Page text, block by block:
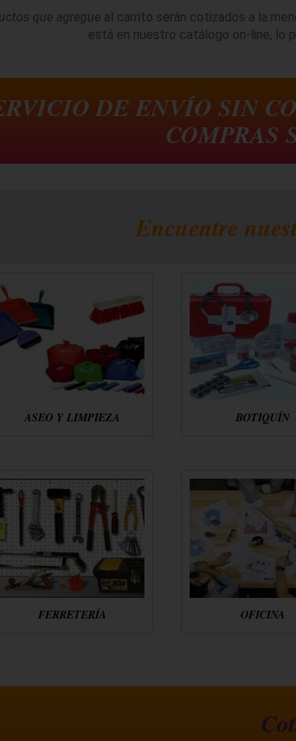
que agregue al carrito serán cotizados a la
está en nuestro catálogo on-line, lo
DE ENVÍO SIN
COMPRAS
Encuentre
ASEO Y LIMPIEZA BOTIQUÍN
FERRETERÍA OFICINA